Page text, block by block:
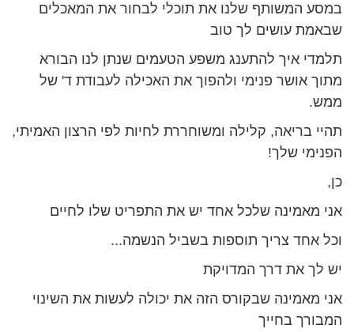
במסע המשותף שלנו את תוכלי לבחור את המאכלים
שבאמת עושים לך טוב
תלמדי איך להתענג משפע הטעמים שנתן לנו הבורא
מתוך אושר פנימי ולהפוך את האכילה לעבודת ד' של
ממש.
תהיי בריאה, קלילה ומשוחררת לחיות לפי הרצון האמיתי,
הפנימי שלך!
כן,
אני מאמינה שלכל אחד יש את התפריט שלו לחיים
וכל אחד צריך תוספות בשביל הנשמה...
יש לך את דרך המדויקת
אני מאמינה שבקורס הזה את יכולה לעשות את השינוי
המבורך בחייך